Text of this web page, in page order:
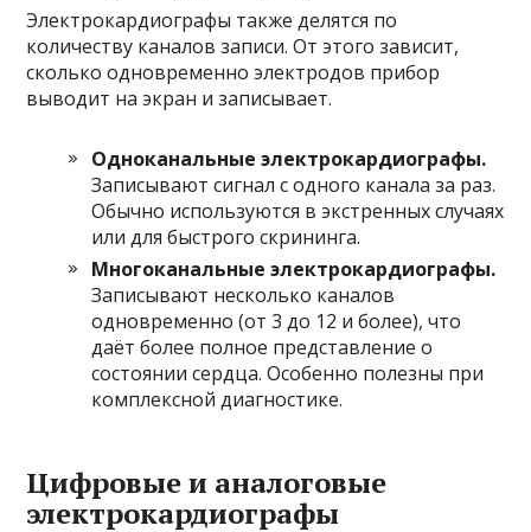
Электрокардиографы также делятся по
количеству каналов записи. От этого зависит,
сколько одновременно электродов прибор
выводит на экран и записывает.
Одноканальные электрокардиографы.
Записывают сигнал с одного канала за раз.
Обычно используются в экстренных случаях
или для быстрого скрининга.
Многоканальные электрокардиографы.
Записывают несколько каналов
одновременно (от 3 до 12 и более), что
даёт более полное представление о
состоянии сердца. Особенно полезны при
комплексной диагностике.
Цифровые и аналоговые
электрокардиографы